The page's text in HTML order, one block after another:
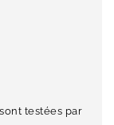
testées par